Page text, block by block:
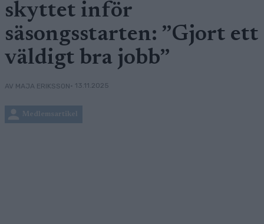
skyttet inför
säsongsstarten: ”Gjort ett
väldigt bra jobb”
AV MAJA ERIKSSON• 13.11.2025
Medlemsartikel